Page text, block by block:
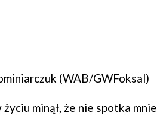
(WAB/GWFoksal)
minął, że nie spotka